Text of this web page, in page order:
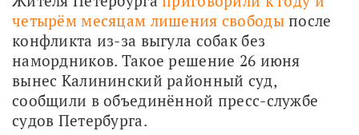
четырём месяцам лишения свободы после
конфликта из-за выгула собак без
намордников. Такое решение 26 июня
вынес Калининский районный суд,
сообщили в объединённой пресс-службе
судов Петербурга.